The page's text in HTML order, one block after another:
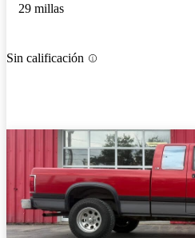
29 millas
Sin calificación